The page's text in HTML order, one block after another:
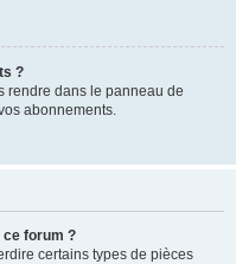
?
rendre dans le panneau de
abonnements.
forum ?
certains types de pièces